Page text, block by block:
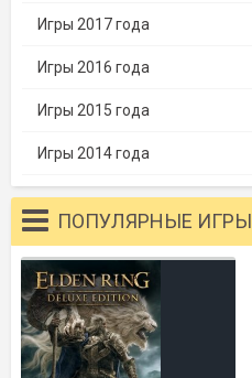
Игры 2017 года
Игры 2016 года
Игры 2015 года
Игры 2014 года
ПОПУЛЯРНЫЕ ИГРЫ